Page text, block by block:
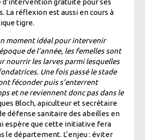
d’intervention gratuite pour ses
La réflexion est aussi en cours à
tigre.
moment idéal pour intervenir
de l’année, les femelles sont
nourrir les larves parmi lesquelles
Une fois passé le stade
féconder puis s’enterrent
et ne reviennent donc pas dans le
Bloch, apiculteur et secrétaire
défense sanitaire des abeilles en
espère que cette initiative fera
le département. L’enjeu : éviter